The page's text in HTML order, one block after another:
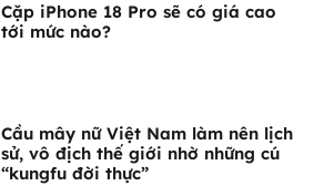
Cặp iPhone 18 Pro sẽ có giá cao
tới mức nào?
Cầu mây nữ Việt Nam làm nên lịch
sử, vô địch thế giới nhờ những cú
“kungfu đời thực”